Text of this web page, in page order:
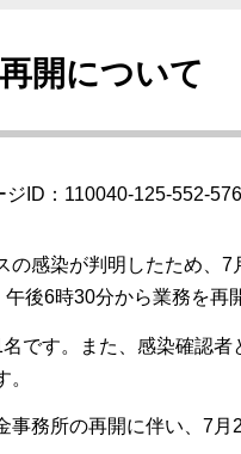
開について
ジID：110040-125-552-576
感染が判明したため、
後6時30分から業務を再
です。また、感染確認
務所の再開に伴い、7月